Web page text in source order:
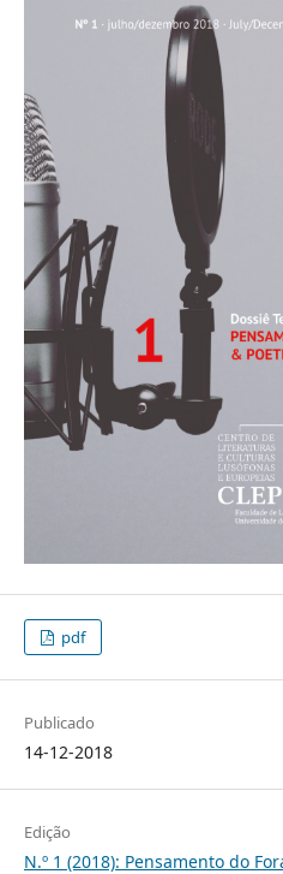
pdf
Publicado
14-12-2018
Edição
N.º 1 (2018): Pensamento do